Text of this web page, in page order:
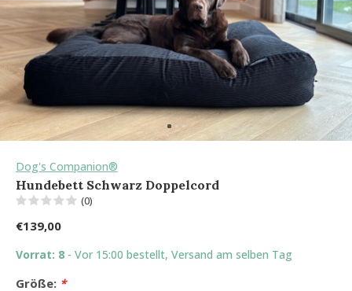
Dog's Companion®
Hundebett Schwarz Doppelcord
(0)
€139,00
Vorrat: 8 - Vor 15:00 bestellt, Versand am selben Tag
Größe: *